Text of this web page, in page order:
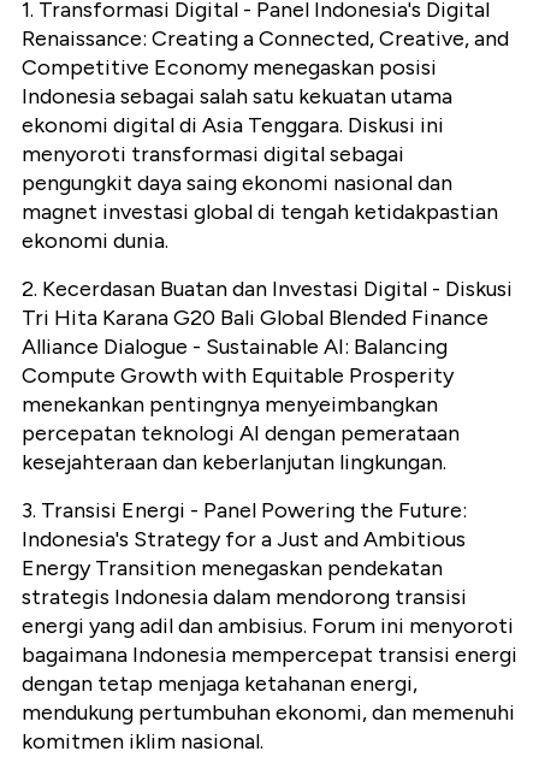
1. Transformasi Digital - Panel Indonesia's Digital
Renaissance: Creating a Connected, Creative, and
Competitive Economy menegaskan posisi
Indonesia sebagai salah satu kekuatan utama
ekonomi digital di Asia Tenggara. Diskusi ini
menyoroti transformasi digital sebagai
pengungkit daya saing ekonomi nasional dan
magnet investasi global di tengah ketidakpastian
ekonomi dunia.
2. Kecerdasan Buatan dan Investasi Digital - Diskusi
Tri Hita Karana G20 Bali Global Blended Finance
Alliance Dialogue - Sustainable AI: Balancing
Compute Growth with Equitable Prosperity
menekankan pentingnya menyeimbangkan
percepatan teknologi AI dengan pemerataan
kesejahteraan dan keberlanjutan lingkungan.
3. Transisi Energi - Panel Powering the Future:
Indonesia's Strategy for a Just and Ambitious
Energy Transition menegaskan pendekatan
strategis Indonesia dalam mendorong transisi
energi yang adil dan ambisius. Forum ini menyoroti
bagaimana Indonesia mempercepat transisi energi
dengan tetap menjaga ketahanan energi,
mendukung pertumbuhan ekonomi, dan memenuhi
komitmen iklim nasional.